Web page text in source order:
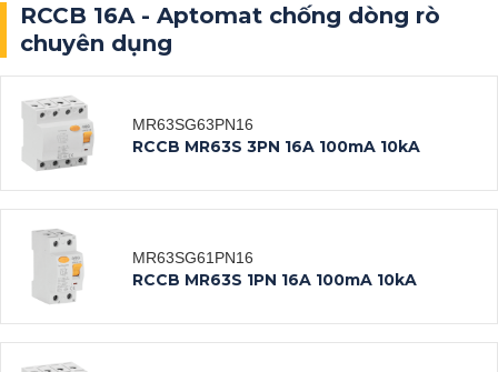
Xem tất cả
Datasheet
Xem tất cả
Datasheet
Xem tất cả
RCCB 16A - Aptomat chống dòng rò
chuyên dụng
MR63SG63PN16
RCCB MR63S 3PN 16A 100mA 10kA
MR63SG61PN16
RCCB MR63S 1PN 16A 100mA 10kA